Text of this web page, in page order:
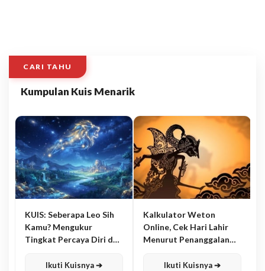
CARI TAHU
Kumpulan Kuis Menarik
KUIS: Seberapa Leo Sih
Kamu? Mengukur
Tingkat Percaya Diri dan
Ikuti Kuisnya ➔
Kalkulator Weton
Online, Cek Hari Lahir
Menurut Penanggalan
Ikuti Kuisnya ➔